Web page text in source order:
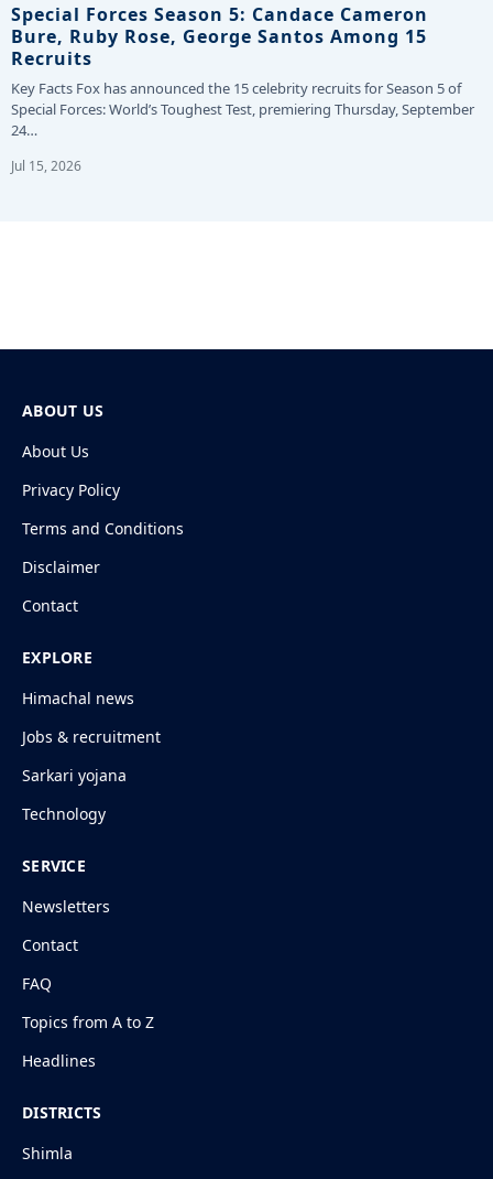
Special Forces Season 5: Candace Cameron
Bure, Ruby Rose, George Santos Among 15
Recruits
Key Facts Fox has announced the 15 celebrity recruits for Season 5 of
Special Forces: World’s Toughest Test, premiering Thursday, September
24…
Jul 15, 2026
ABOUT US
About Us
Privacy Policy
Terms and Conditions
Disclaimer
Contact
EXPLORE
Himachal news
Jobs & recruitment
Sarkari yojana
Technology
SERVICE
Newsletters
Contact
FAQ
Topics from A to Z
Headlines
DISTRICTS
Shimla